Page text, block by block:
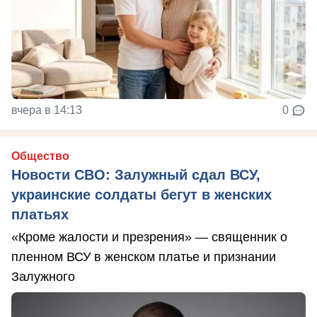
вчера в 14:13 0
Общество
Новости СВО: Залужный сдал ВСУ,
украинские солдаты бегут в женских
платьях
«Кроме жалости и презрения» — священник о
пленном ВСУ в женском платье и признании
Залужного